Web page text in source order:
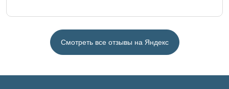
Смотреть все отзывы на Яндекс